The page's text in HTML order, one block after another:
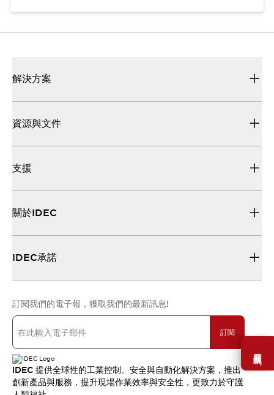
需要幫助嗎？
解決方案
資源與文件
支援
關於IDEC
IDEC承諾
訂閱我們的電子報，獲取我們的最新訊息!
訂閱
IDEC 提供全球性的工業控制、安全與自動化解決方案，推出
創新產品與服務，提升現場作業效率與安全性，更致力於守護